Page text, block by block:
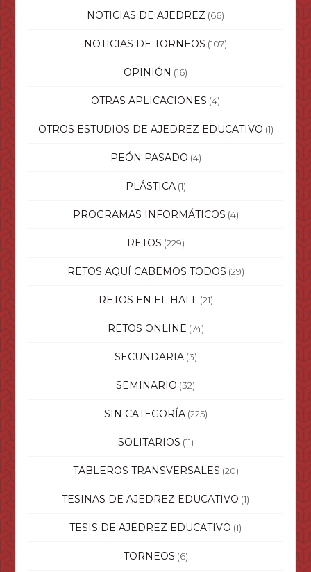
NOTICIAS DE AJEDREZ (66)
NOTICIAS DE TORNEOS (107)
OPINIÓN (16)
OTRAS APLICACIONES (4)
OTROS ESTUDIOS DE AJEDREZ EDUCATIVO (1)
PEÓN PASADO (4)
PLÁSTICA(1)
PROGRAMAS INFORMÁTICOS (4)
RETOS (229)
RETOS AQUÍ CABEMOS TODOS (29)
RETOS EN EL HALL(21)
RETOS ONLINE (74)
SECUNDARIA(3)
SEMINARIO (32)
SIN CATEGORÍA(225)
SOLITARIOS (11)
TABLEROS TRANSVERSALES (20)
TESINAS DE AJEDREZ EDUCATIVO (1)
TESIS DE AJEDREZ EDUCATIVO (1)
TORNEOS (6)